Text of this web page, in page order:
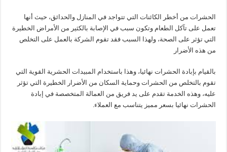
الحشرات من أخطر الكائنات التي تتواجد في المنازل والحدائق، حيث أنها
تعمل على تآكل الطعام وتكون سبب في الإصابة بالكثير من الأمراض الخطيرة
التي تؤثر على الصحة، ولهذا السبب فقد تقوم الشركة بالعمل على التخلص
من هذه الأضرار
بالقيام بإبادة الحشرات نهائيا، وهذا باستخدام المبيدات الحشرية القوية التي
تقوم بالتخلص من الحشرات وحماية السكان من الأضرار الخطيرة التي تؤثر
عليه، وهذه الخدمة تقدم على يد فريق من العمالة المتخصصة في إبادة
الحشرات نهائيا بسعر مميز يتناسب مع العملاء.